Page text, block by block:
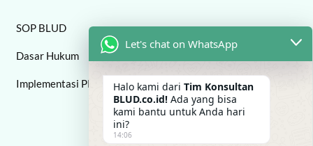
SOP BLUD
Dasar Hukum
Implementasi PPK BLUD
Let's chat on WhatsApp
Halo kami dari Tim Konsultan
BLUD.co.id! Ada yang bisa
kami bantu untuk Anda hari
ini?
14:06